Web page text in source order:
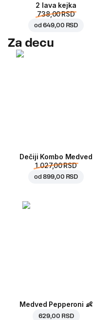
2 lava kejka
738,00 RSD
od649,00 RSD
Za decu
Dečiji Kombo Medved
1.027,00 RSD
od899,00 RSD
Medved Pepperoni 👶
629,00 RSD